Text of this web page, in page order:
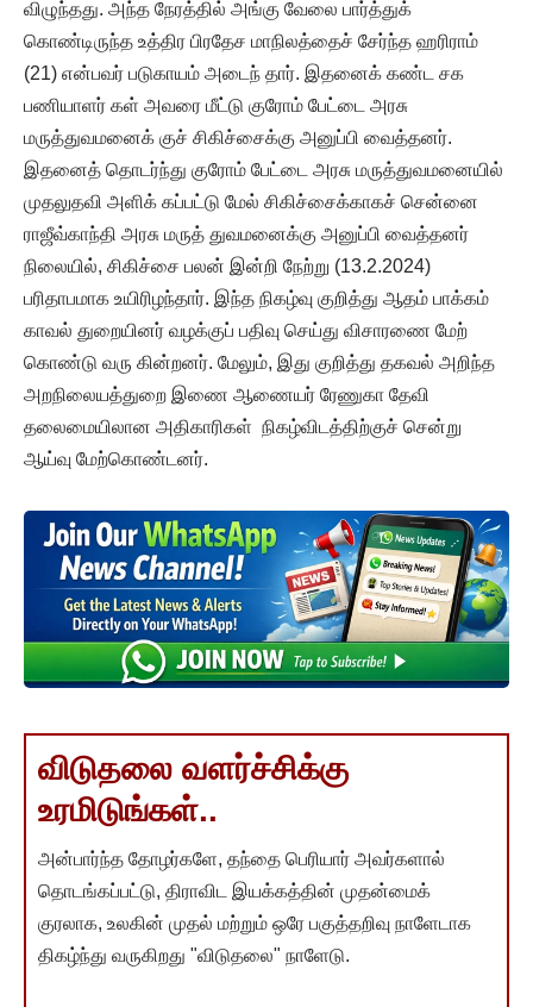
விழுந்தது. அந்த நேரத்தில் அங்கு வேலை பார்த்துக்
கொண்டிருந்த உத்திர பிரதேச மாநிலத்தைச் சேர்ந்த ஹரிராம்
(21) என்பவர் படுகாயம் அடைந் தார். இதனைக் கண்ட சக
பணியாளர் கள் அவரை மீட்டு குரோம் பேட்டை அரசு
மருத்துவமனைக் குச் சிகிச்சைக்கு அனுப்பி வைத்தனர்.
இதனைத் தொடர்ந்து குரோம் பேட்டை அரசு மருத்துவமனையில்
முதலுதவி அளிக் கப்பட்டு மேல் சிகிச்சைக்காகச் சென்னை
ராஜீவ்காந்தி அரசு மருத் துவமனைக்கு அனுப்பி வைத்தனர்
நிலையில், சிகிச்சை பலன் இன்றி நேற்று (13.2.2024)
பரிதாபமாக உயிரிழந்தார். இந்த நிகழ்வு குறித்து ஆதம் பாக்கம்
காவல் துறையினர் வழக்குப் பதிவு செய்து விசாரணை மேற்
கொண்டு வரு கின்றனர். மேலும், இது குறித்து தகவல் அறிந்த
அறநிலையத்துறை இணை ஆணையர் ரேணுகா தேவி
தலைமையிலான அதிகாரிகள் நிகழ்விடத்திற்குச் சென்று
ஆய்வு மேற்கொண்டனர்.
விடுதலை வளர்ச்சிக்கு
உரமிடுங்கள்..
அன்பார்ந்த தோழர்களே, தந்தை பெரியார் அவர்களால்
தொடங்கப்பட்டு, திராவிட இயக்கத்தின் முதன்மைக்
குரலாக, உலகின் முதல் மற்றும் ஒரே பகுத்தறிவு நாளேடாக
திகழ்ந்து வருகிறது "விடுதலை" நாளேடு.